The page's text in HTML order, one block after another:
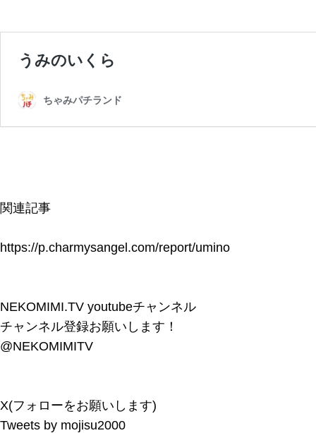
関連記事
https://p.charmysangel.com/report/umino
NEKOMIMI.TV youtubeチャンネル
チャンネル登録お願いします！
@NEKOMIMITV
X(フォローをお願いします)
Tweets by mojisu2000